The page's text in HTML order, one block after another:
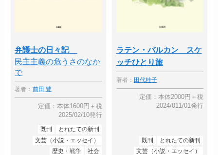
弁護士の日々記
民主主義の危うさのなか
で
著者： 前田 豊
定価：本体1600円＋税
2025/02/10発行
既刊
とれたての新刊
文芸（小説・エッセイ）
歴史・戦争
社会
ラテン・バルカン スケ
ッチひとり旅
著者： 田代桂子
定価：本体2000円＋税
2024/011/01発行
既刊
とれたての新刊
文芸（小説・エッセイ）